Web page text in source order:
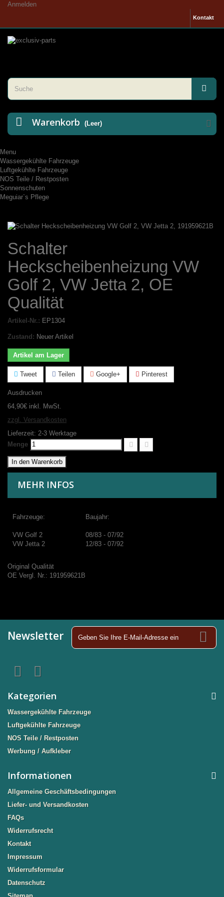
Anmelden
Kontakt
Warenkorb (Leer)
Menu
Wassergekühlte Fahrzeuge
Luftgekühlte Fahrzeuge
NOS Teile / Restposten
Sonnenschuten
Meguiar`s Pflege
Schalter
Heckscheibenheizung VW
Golf 2, VW Jetta 2, OE
Qualität
Artikel-Nr.: EP1304
Zustand: Neuer Artikel
Artikel am Lager
Tweet Teilen Google+ Pinterest
Ausdrucken
64,90€ inkl. MwSt.
zzgl. Versandkosten
Lieferzeit: 2-3 Werktage
Menge
In den Warenkorb
MEHR INFOS
Fahrzeuge: Baujahr:
VW Golf 2
VW Jetta 2
08/83 - 07/92
12/83 - 07/92
Original Qualität
OE Vergl. Nr.: 191959621B
Newsletter
Kategorien
Wassergekühlte Fahrzeuge
Luftgekühlte Fahrzeuge
NOS Teile / Restposten
Werbung / Aufkleber
Informationen
Allgemeine Geschäftsbedingungen
Liefer- und Versandkosten
FAQs
Widerrufsrecht
Kontakt
Impressum
Widerrufsformular
Datenschutz